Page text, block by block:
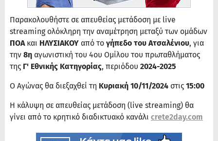
Παρακολουθήστε σε απευθείας μετάδοση με live
streaming ολόκληρη την αναμέτρηση μεταξύ των ομάδων
ΠΟΑκαι ΗΛΥΣΙΑΚΟΥ από το γήπεδο του Ατσαλένιου, για
την 8η αγωνιστική του 4ου Ομίλου του πρωταθλήματος
της Γ' Εθνικής Κατηγορίας, περιόδου 2024-2025
Ο Αγώνας θα διεξαχθεί τη Κυριακή 10/11/2024 στις 15:00
Η κάλυψη σε απευθείας μετάδοση (live streaming) θα
γίνει από το κρητικό διαδικτυακό κανάλι crete2day.com